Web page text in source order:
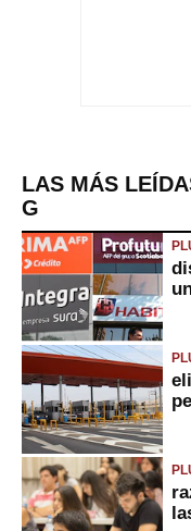
LAS MÁS
G